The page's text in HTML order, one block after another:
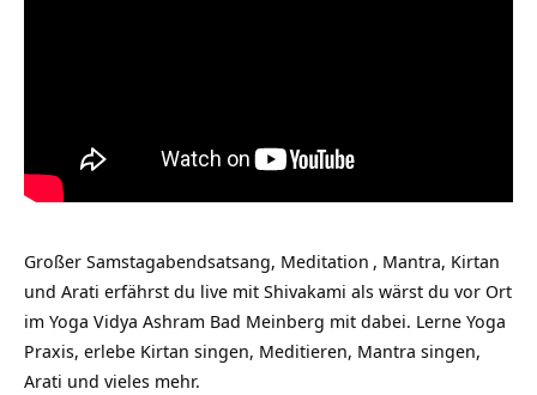
Großer Samstagabendsatsang, Meditation , Mantra, Kirtan
und Arati erfährst du live mit Shivakami als wärst du vor Ort
im Yoga Vidya Ashram Bad Meinberg mit dabei. Lerne Yoga
Praxis, erlebe Kirtan singen, Meditieren, Mantra singen,
Arati und vieles mehr.